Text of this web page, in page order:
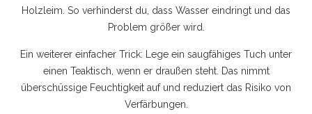
Holzleim. So verhinderst du, dass Wasser eindringt und das
Problem größer wird.
Ein weiterer einfacher Trick: Lege ein saugfähiges Tuch unter
einen Teaktisch, wenn er draußen steht. Das nimmt
überschüssige Feuchtigkeit auf und reduziert das Risiko von
Verfärbungen.